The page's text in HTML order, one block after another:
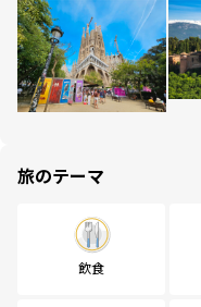
旅のテーマ
飲食